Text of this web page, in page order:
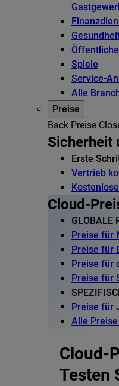
Spiele
Service-
Alle
Preise
Back Preise
Sicherheit
Erste
Vertrieb
Cloud-
GLOBALE
Preise für
Preise für
Preise für
Preise für
Preise für
Alle
Cloud-
Testen